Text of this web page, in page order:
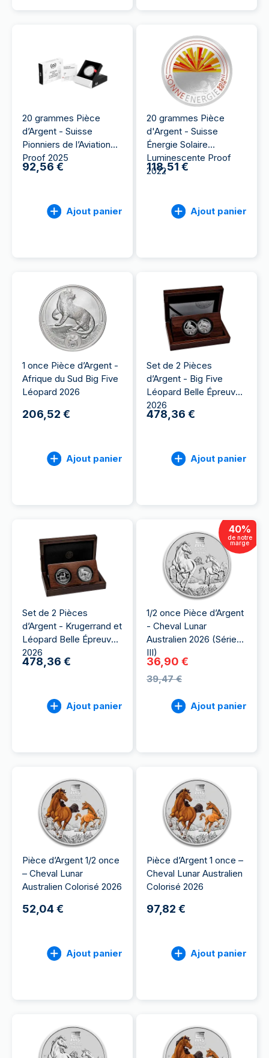
20 grammes Pièce
d’Argent - Suisse
Pionniers de l’Aviation
Proof 2025
92,56 €
Ajout panier
20 grammes Pièce
d'Argent - Suisse
Énergie Solaire
Luminescente Proof
2022
118,51 €
Ajout panier
1 once Pièce d’Argent -
Afrique du Sud Big Five
Léopard 2026
206,52 €
Ajout panier
Set de 2 Pièces
d’Argent - Big Five
Léopard Belle Épreuve
2026
478,36 €
Ajout panier
Set de 2 Pièces
d’Argent - Krugerrand et
Léopard Belle Épreuve
2026
478,36 €
Ajout panier
40%
de notre
marge
1/2 once Pièce d’Argent
- Cheval Lunar
Australien 2026 (Série
III)
36,90 €
39,47 €
Ajout panier
Pièce d’Argent 1/2 once
– Cheval Lunar
Australien Colorisé 2026
52,04 €
Ajout panier
Pièce d’Argent 1 once –
Cheval Lunar Australien
Colorisé 2026
97,82 €
Ajout panier